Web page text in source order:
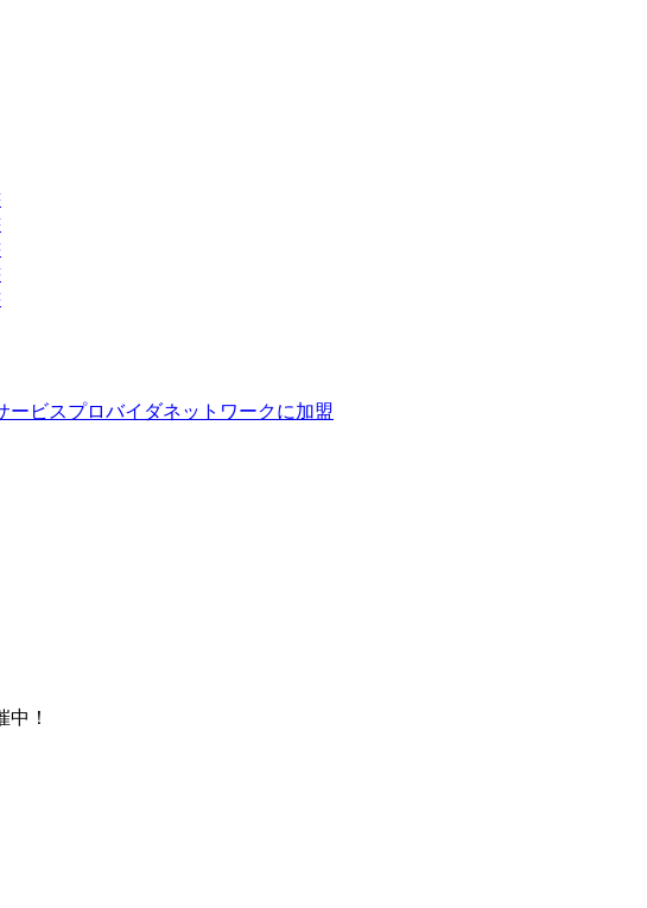
ービスプロバイダネットワークに加盟
！